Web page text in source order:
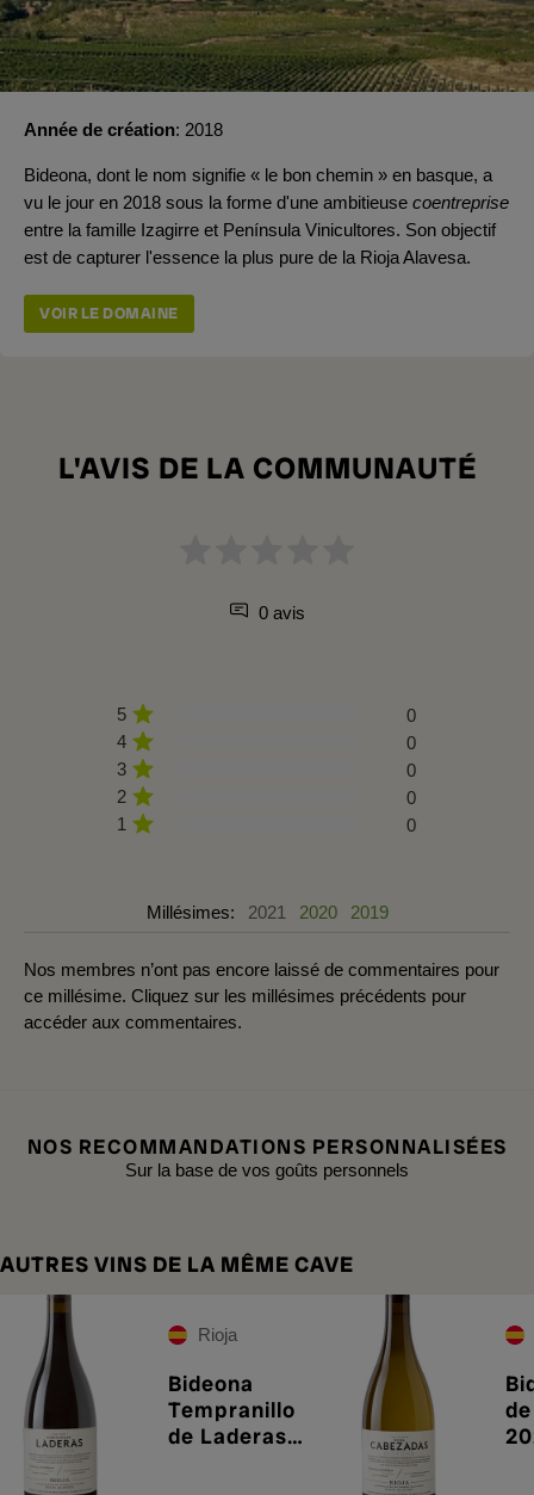
Année de création 2018
Bideona, dont le nom signifie « le bon chemin » en basque, a
vu le jour en 2018 sous la forme d'une ambitieuse coentreprise
entre la famille Izagirre et Península Vinicultores. Son objectif
est de capturer l'essence la plus pure de la Rioja Alavesa.
VOIR LE DOMAINE
L'AVIS DE LA COMMUNAUTÉ
0 avis
5
0
4
0
3
0
2
0
1
0
Millésimes: 2021 2020 2019
Nos membres n’ont pas encore laissé de commentaires pour
ce millésime. Cliquez sur les millésimes précédents pour
accéder aux commentaires.
NOS RECOMMANDATIONS PERSONNALISÉES
Sur la base de vos goûts personnels
AUTRES VINS DE LA MÊME CAVE
Rioja
Bideona
Tempranillo
de Laderas